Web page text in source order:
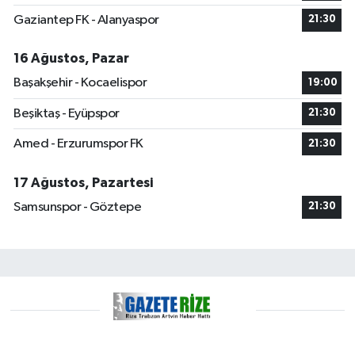
Gaziantep FK - Alanyaspor 21:30
16 Ağustos, Pazar
Başakşehir - Kocaelispor
19:00
Beşiktaş - Eyüpspor 21:30
Amed - Erzurumspor FK 21:30
17 Ağustos, Pazartesi
Samsunspor - Göztepe
21:30